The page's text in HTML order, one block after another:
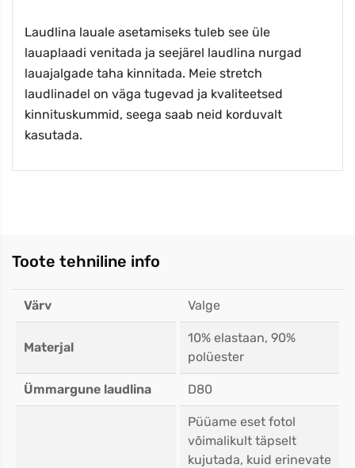
Laudlina lauale asetamiseks tuleb see üle
lauaplaadi venitada ja seejärel laudlina nurgad
lauajalgade taha kinnitada. Meie stretch
laudlinadel on väga tugevad ja kvaliteetsed
kinnituskummid, seega saab neid korduvalt
kasutada.
Toote tehniline info
Värv Valge
Materjal
10% elastaan, 90%
polüester
Ümmargune laudlina D80
Püüame eset fotol
võimalikult täpselt
kujutada, kuid erinevate